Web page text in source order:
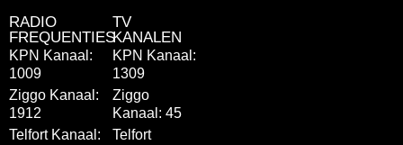
RADIO
FREQUENTIES
KPN Kanaal:
1009
Ziggo Kanaal:
1912
Telfort Kanaal:
TV
KANALEN
KPN Kanaal:
1309
Ziggo
Kanaal: 45
Telfort